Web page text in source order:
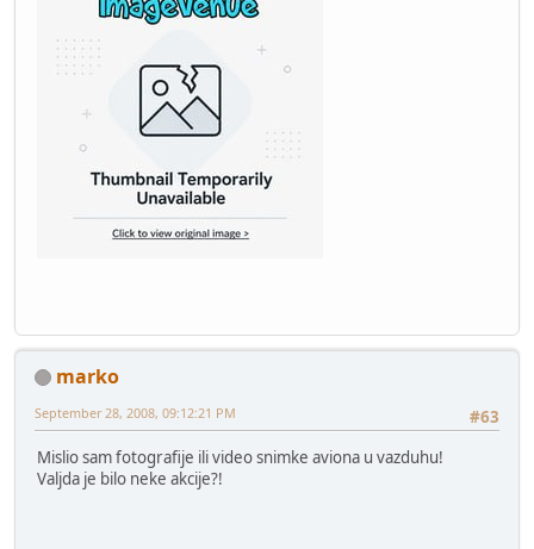
marko
#63
September 28, 2008, 09:12:21 PM
Mislio sam fotografije ili video snimke aviona u vazduhu!
Valjda je bilo neke akcije?!